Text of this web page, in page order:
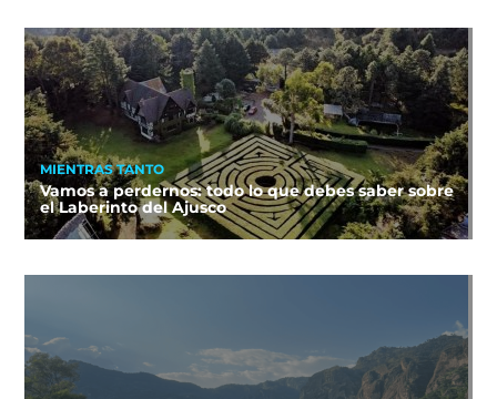
MIENTRAS TANTO
Vamos a perdernos: todo lo que debes saber sobre
el Laberinto del Ajusco